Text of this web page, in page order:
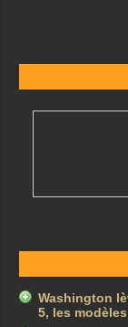
Washington
5, les